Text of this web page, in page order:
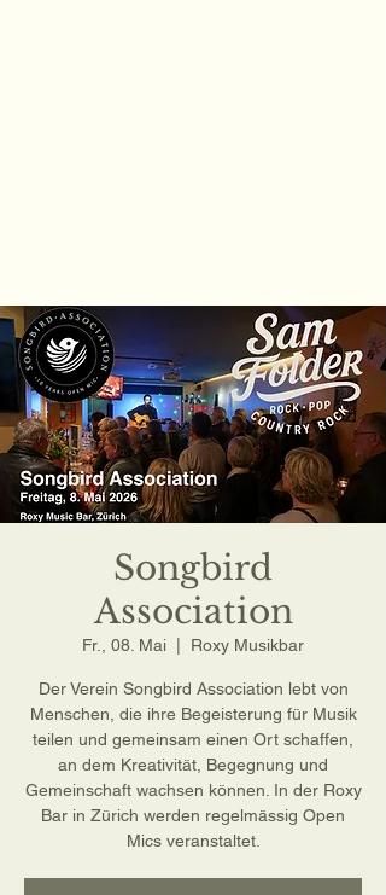
Songbird
Association
Fr., 08. Mai Roxy Musikbar
Der Verein Songbird Association lebt von
Menschen, die ihre Begeisterung für Musik
teilen und gemeinsam einen Ort schaffen,
an dem Kreativität, Begegnung und
Gemeinschaft wachsen können. In der Roxy
Bar in Zürich werden regelmässig Open
Mics veranstaltet.